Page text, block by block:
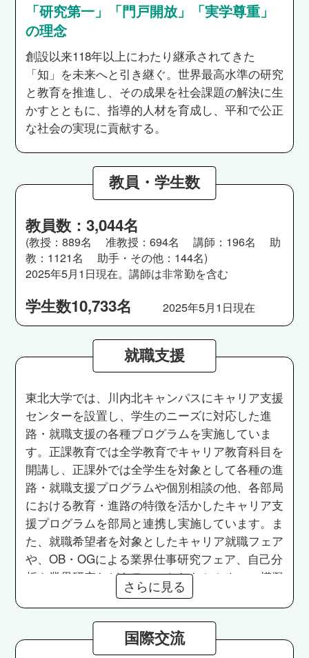
「研究第一」「門戸開放」「実学尊重」
の理念
創設以来118年以上にわたり継承されてきた
「知」を未来へと引き継ぐ。世界最高水準の研究
と教育を推進し、その成果を社会課題の解決に生
かすとともに、指導的人材を育成し、平和で公正
な社会の実現に貢献する。
教員・学生数
教員数：3,044名
(教授：889名 准教授：694名 講師：196名 助
教：1121名 助手・その他：144名)
2025年5月1日現在。講師は非常勤を含む
学生数10,733名 2025年5月1日現在
就職支援
東北大学では、川内北キャンパスにキャリア支援
センターを設置し、学生のニーズに対応した進
路・就職支援の各種プログラムを実施していま
す。正課教育では全学教育でキャリア教育科目を
開講し、正課外では全学生を対象として各種の進
路・就職支援プログラムや個別相談の他、各部局
における教育・進路の特徴を活かしたキャリア支
援プログラムを部局と連携し実施しています。ま
た、就職希望者を対象としたキャリア就職フェア
や、OB・OGによる業界仕事研究フェア、自己分
析や業界研究などをテーマとしたセミナー、模擬
面接・グループディスカッションなど実践的なワ
ークショップなどを実施しています。また、首都
圏で就職活動をする学生への支援として東京VIP
ラウンジを設置しています。博士のキャリア構築
さらに見る
国際交流